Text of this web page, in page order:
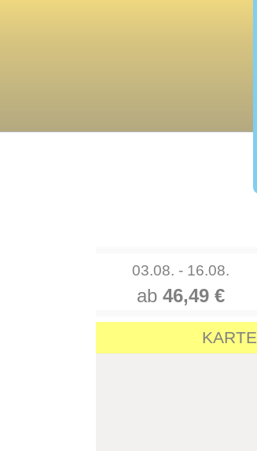
03.08. - 16.08.
ab 46,49 €
KARTE